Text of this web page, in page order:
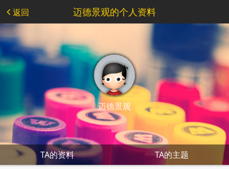
返回 迈德景观的个人资料
迈德景观
TA的资料 TA的主题